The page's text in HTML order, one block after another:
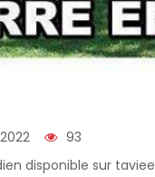
93
disponible sur